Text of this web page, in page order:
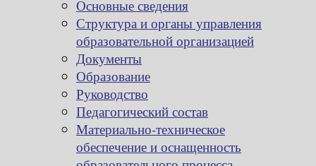
Основные сведения
Структура и органы управления
образовательной организацией
Документы
Образование
Руководство
Педагогический состав
Материально-техническое
обеспечение и оснащенность